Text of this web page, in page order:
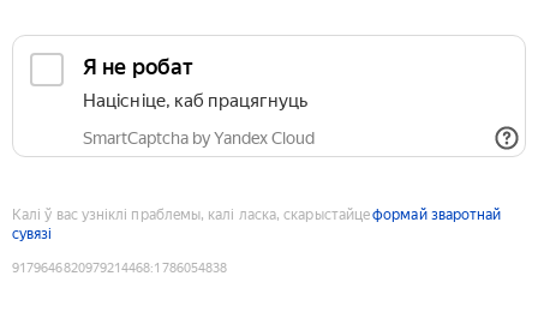
Я не робат
Націсніце, каб працягнуць
SmartCaptcha by Yandex Cloud
Калі ў вас узніклі праблемы, калі ласка, скарыстайцеформай зваротнай
сувязі
9179646820979214468:1786054838